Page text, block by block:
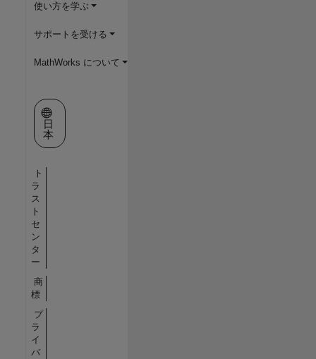
使い方を学ぶ
サポートを受ける
MathWorks について
Web サイトの選択
日
本
ト
ラ
ス
ト
セ
ン
タ
ー
商
標
プ
ラ
イ
バ